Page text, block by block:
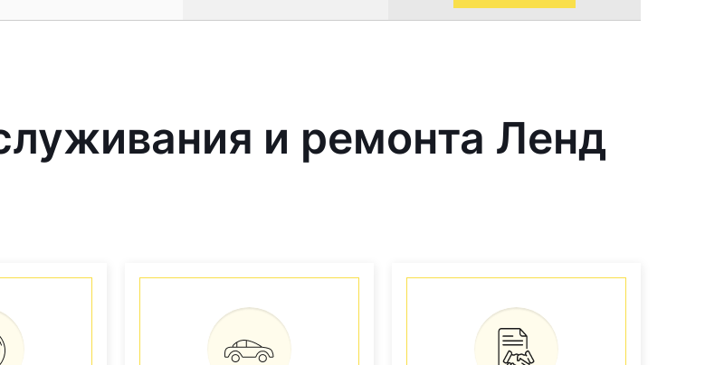
и ремонта Ленд